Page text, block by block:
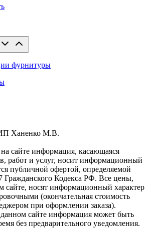
фурнитуры
Ханенко М.В.
сайте информация, касающаяся
работ и услуг, носит информационный
публичной офертой, определяемой
Гражданского Кодекса РФ. Все цены,
сайте, носят информационный характер
(окончательная стоимость
при оформлении заказа).
сайте информация может быть
без предварительного уведомления.